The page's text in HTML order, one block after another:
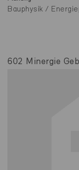
Bauphysik /
602 Minergie